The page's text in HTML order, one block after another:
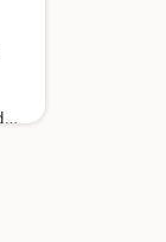
Buscamos las excursiones más fáciles y sorprendentes para toda la familia